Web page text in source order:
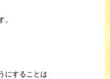
にすることは